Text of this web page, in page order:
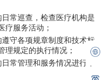
常巡查，检查医疗机构是
疗服务活动；
守各项规章制度和技术标
理规定的执行情况；
常管理和服务情况进行审